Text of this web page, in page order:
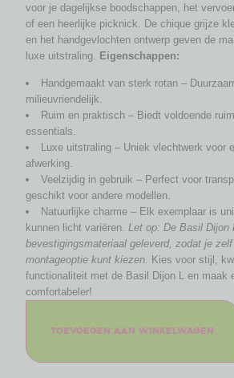
voor je dagelijkse boodschappen, het
of een heerlijke picknick. De chique grijze
en het handgevlochten ontwerp geven de
luxe uitstraling. Eigenschappen:
Handgemaakt van sterk rotan –
milieuvriendelijk.
Ruim en praktisch – Biedt voldoende
essentials.
Luxe uitstraling – Uniek vlechtwerk voor
afwerking.
Veelzijdig in gebruik – Perfect voor
geschikt voor andere modellen.
Natuurlijke charme – Elk exemplaar is
kunnen licht variëren.Let op: De Basil Dijon
bevestigingsmateriaal geleverd, zodat je
montageoptie kunt kiezen. Kies voor stijl,
functionaliteit met de Basil Dijon L en maak
comfortabeler!
Toevoegen aan winkelwagen